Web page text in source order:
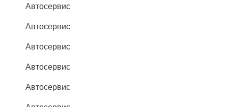
Автосервис
Автосервис
Автосервис
Автосервис
Автосервис